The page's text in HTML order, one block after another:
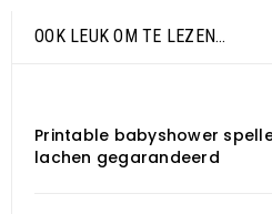
OOK LEUK OM TE LEZEN…
Printable babyshower
lachen gegarandeerd